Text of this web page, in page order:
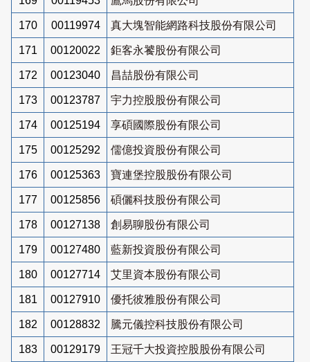
170 00119974 真大塊智能網路科技股份有限公司
171 00120022 鉅客永饕股份有限公司
172 00123040 昌喆股份有限公司
173 00123787 宇力控股股份有限公司
174 00125194 享碩國際股份有限公司
175 00125292 儒億投資股份有限公司
176 00125363 寶連堡控股股份有限公司
177 00125856 碩儷科技股份有限公司
178 00127138 創易聊股份有限公司
179 00127480 藍新投資股份有限公司
180 00127714 艾里資本股份有限公司
181 00127910 優托彼雅股份有限公司
182 00128832 騰元儀控科技股份有限公司
183 00129179 王冠千大投資控股股份有限公司